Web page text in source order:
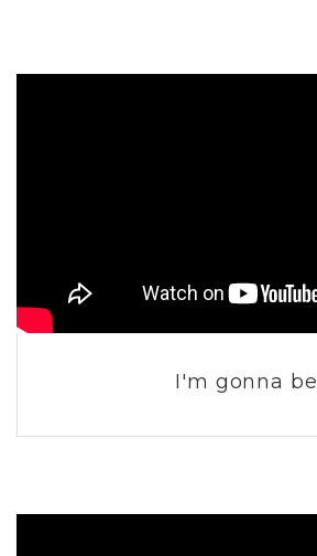
I'm gonna be